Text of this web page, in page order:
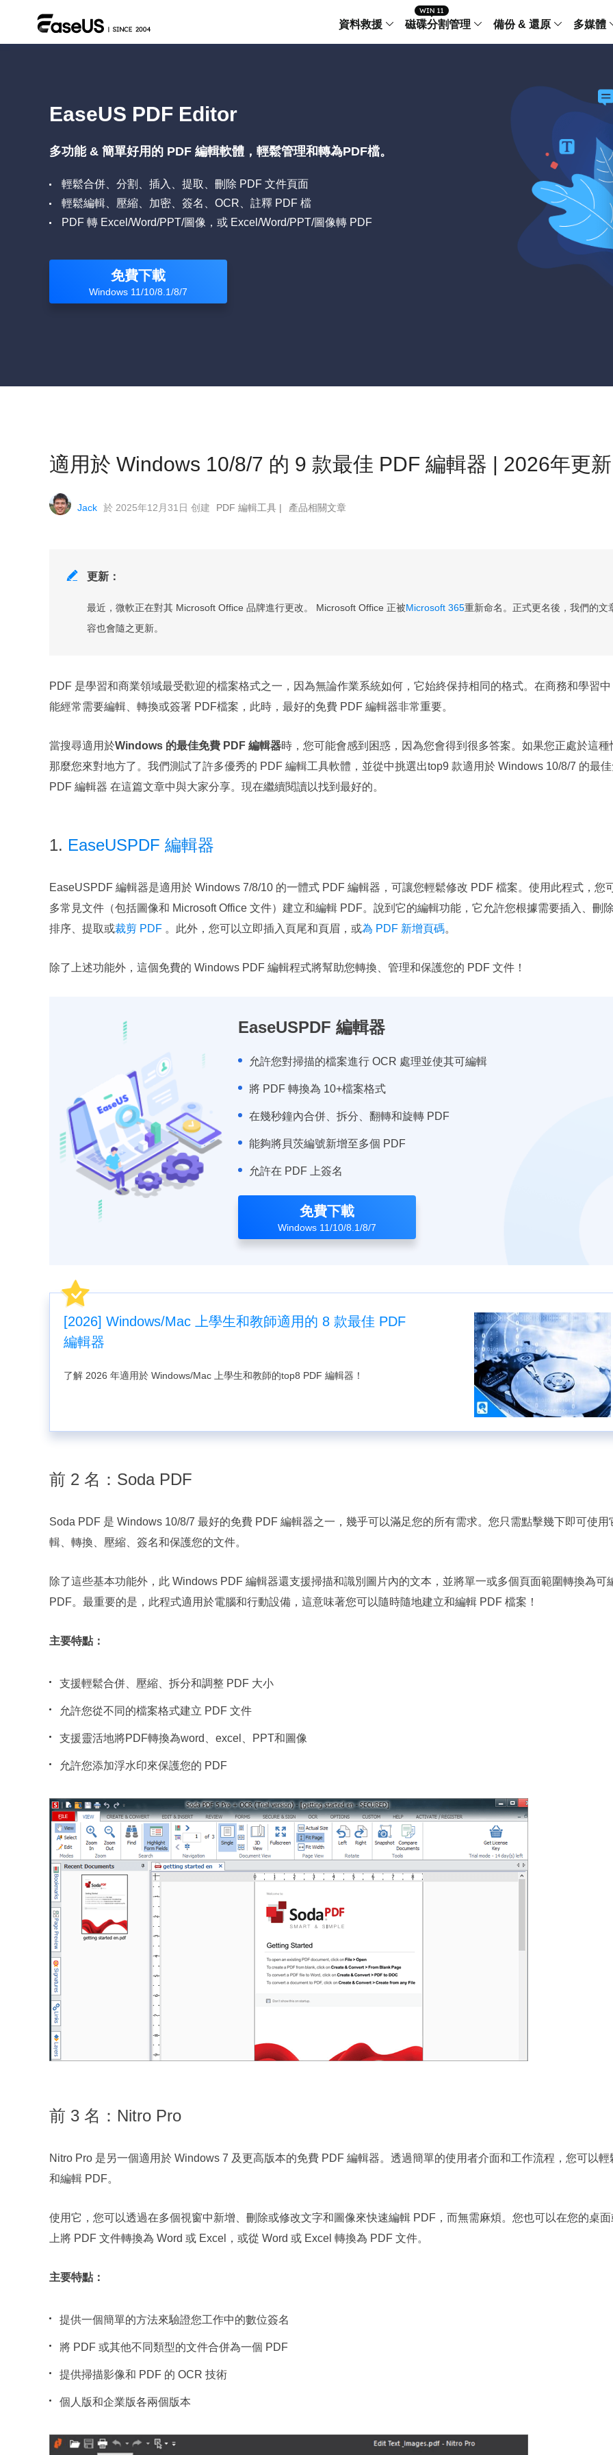
資料救援
MobiSaver (IOS & Android)
Email Recovery
磁碟分割管理
Windows 磁碟分割管理工
Mac 磁碟分割管理工具
Disk Copy
磁碟克隆工具
備份 & 還原
個人
工作
中央控管
集中
多媒體
電腦之間傳
傳輸 IPhone
AppMove
電腦之間轉移
ChatTrans
WhatsApp 傳
OS2Go
Windows To
EaseUS PDF Editor
多功能 & 簡單好用的 PDF 編輯軟體，輕鬆管理和轉為PDF檔。
輕鬆合併、分割、插入、提取、刪除 PDF 文件頁面
輕鬆編輯、壓縮、加密、簽名、OCR、註釋 PDF 檔
PDF 轉 Excel/Word/PPT/圖像，或 Excel/Word/PPT/圖像轉 PDF
免費下載
Windows 11/10/8.1/8/7
適用於 Windows 10/8/7 的 9 款最佳 PDF 編輯器 | 2026年更新
Jack 於 2025年12月31日 创建 PDF 編輯工具 | 產品相關文章
 更新：
最近，微軟正在對其 Microsoft Office 品牌進行更改。 Microsoft Office 正被Microsoft 365重新命名。正式更名後，我們的文
容也會隨之更新。
PDF 是學習和商業領域最受歡迎的檔案格式之一，因為無論作業系統如何，它始終保持相同的格式。在商務和學習
能經常需要編輯、轉換或簽署 PDF檔案，此時，最好的免費 PDF 編輯器非常重要。
當搜尋適用於Windows 的最佳免費 PDF 編輯器時，您可能會感到困惑，因為您會得到很多答案。如果您正處於這種
那麼您來對地方了。我們測試了許多優秀的 PDF 編輯工具軟體，並從中挑選出top9 款適用於 Windows 10/8/7 的最
PDF 編輯器 在這篇文章中與大家分享。現在繼續閱讀以找到最好的。
1. EaseUSPDF 編輯器
EaseUSPDF 編輯器是適用於 Windows 7/8/10 的一體式 PDF 編輯器，可讓您輕鬆修改 PDF 檔案。使用此程式，您
多常見文件（包括圖像和 Microsoft Office 文件）建立和編輯 PDF。說到它的編輯功能，它允許您根據需要插入、刪
排序、提取或裁剪 PDF 。此外，您可以立即插入頁尾和頁眉，或為 PDF 新增頁碼。
除了上述功能外，這個免費的 Windows PDF 編輯程式將幫助您轉換、管理和保護您的 PDF 文件！
EaseUSPDF 編輯器
允許您對掃描的檔案進行 OCR 處理並使其可編輯
將 PDF 轉換為 10+檔案格式
在幾秒鐘內合併、拆分、翻轉和旋轉 PDF
能夠將貝茨編號新增至多個 PDF
允許在 PDF 上簽名
免費下載
Windows 11/10/8.1/8/7
[2026] Windows/Mac 上學生和教師適用的 8 款最佳 PDF
編輯器
了解 2026 年適用於 Windows/Mac 上學生和教師的top8 PDF 編輯器！
前 2 名：Soda PDF
Soda PDF 是 Windows 10/8/7 最好的免費 PDF 編輯器之一，幾乎可以滿足您的所有需求。您只需點擊幾下即可使用
輯、轉換、壓縮、簽名和保護您的文件。
除了這些基本功能外，此 Windows PDF 編輯器還支援掃描和識別圖片內的文本，並將單一或多個頁面範圍轉換為可
PDF。最重要的是，此程式適用於電腦和行動設備，這意味著您可以隨時隨地建立和編輯 PDF 檔案！
主要特點：
支援輕鬆合併、壓縮、拆分和調整 PDF 大小
允許您從不同的檔案格式建立 PDF 文件
支援靈活地將PDF轉換為word、excel、PPT和圖像
允許您添加浮水印來保護您的 PDF
前 3 名：Nitro Pro
Nitro Pro 是另一個適用於 Windows 7 及更高版本的免費 PDF 編輯器。透過簡單的使用者介面和工作流程，您可以輕
和編輯 PDF。
使用它，您可以透過在多個視窗中新增、刪除或修改文字和圖像來快速編輯 PDF，而無需麻煩。您也可以在您的桌
上將 PDF 文件轉換為 Word 或 Excel，或從 Word 或 Excel 轉換為 PDF 文件。
主要特點：
提供一個簡單的方法來驗證您工作中的數位簽名
將 PDF 或其他不同類型的文件合併為一個 PDF
提供掃描影像和 PDF 的 OCR 技術
個人版和企業版各兩個版本